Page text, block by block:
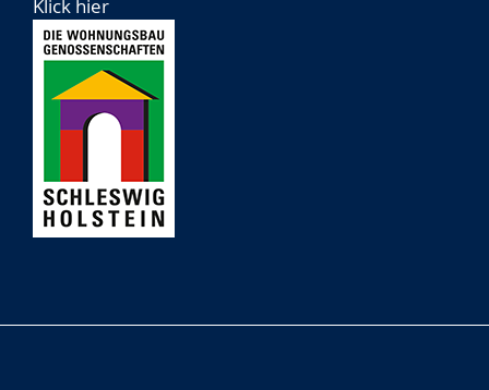
Klick hier